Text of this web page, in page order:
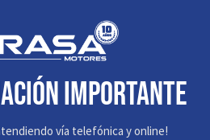
IMPORTANTE
vía telefónica y online!